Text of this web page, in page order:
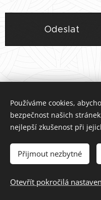
Odeslat
webmaster
Vytvořeno
Používáme cookies,
bezpečnost našich
nejlepší zkušenost při
Přijmout nezbytné
Otevřít pokročilá